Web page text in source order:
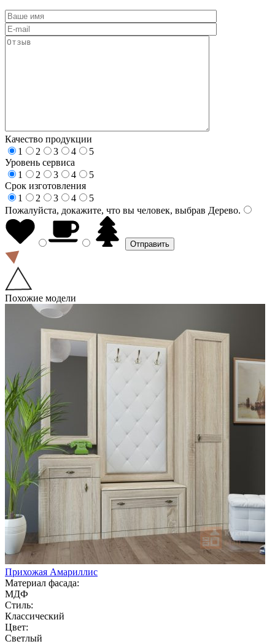
Качество продукции
1
2 3 4
5
Уровень сервиса
1
2 3 4
5
Срок изготовления
1
2 3 4
5
Пожалуйста, докажите, что вы человек, выбрав Дерево.
Похожие модели
Прихожая Амариллис
Материал фасада:
МДФ
Стиль:
Классический
Цвет:
Светлый